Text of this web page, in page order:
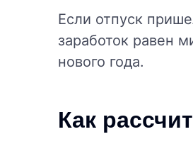
Если отпуск
заработок равен
нового года.
Как